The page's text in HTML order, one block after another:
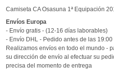
Camiseta CA Osasuna 1ª Equipación
Envíos Europa
- Envío gratis - (12-16 días laborables)
- Envío DHL - Pedido antes de las
Realizamos envíos en todo el mundo -
su dirección de envío al efectuar su
precisa del momento de entrega